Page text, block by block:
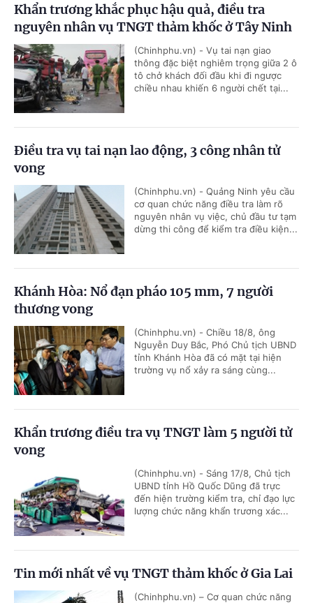
Khẩn trương khắc phục hậu quả, điều tra
nguyên nhân vụ TNGT thảm khốc ở Tây Ninh
(Chinhphu.vn) - Vụ tai nạn giao
thông đặc biệt nghiêm trọng giữa 2 ô
tô chở khách đối đầu khi đi ngược
chiều nhau khiến 6 người chết tại...
Điều tra vụ tai nạn lao động, 3 công nhân tử
vong
(Chinhphu.vn) - Quảng Ninh yêu cầu
cơ quan chức năng điều tra làm rõ
nguyên nhân vụ việc, chủ đầu tư tạm
dừng thi công để kiểm tra điều kiện...
Khánh Hòa: Nổ đạn pháo 105 mm, 7 người
thương vong
(Chinhphu.vn) - Chiều 18/8, ông
Nguyễn Duy Bắc, Phó Chủ tịch UBND
tỉnh Khánh Hòa đã có mặt tại hiện
trường vụ nổ xảy ra sáng cùng...
Khẩn trương điều tra vụ TNGT làm 5 người tử
vong
(Chinhphu.vn) - Sáng 17/8, Chủ tịch
UBND tỉnh Hồ Quốc Dũng đã trực
đến hiện trường kiểm tra, chỉ đạo lực
lượng chức năng khẩn trương xác...
Tin mới nhất về vụ TNGT thảm khốc ở Gia Lai
(Chinhphu.vn) – Cơ quan chức năng